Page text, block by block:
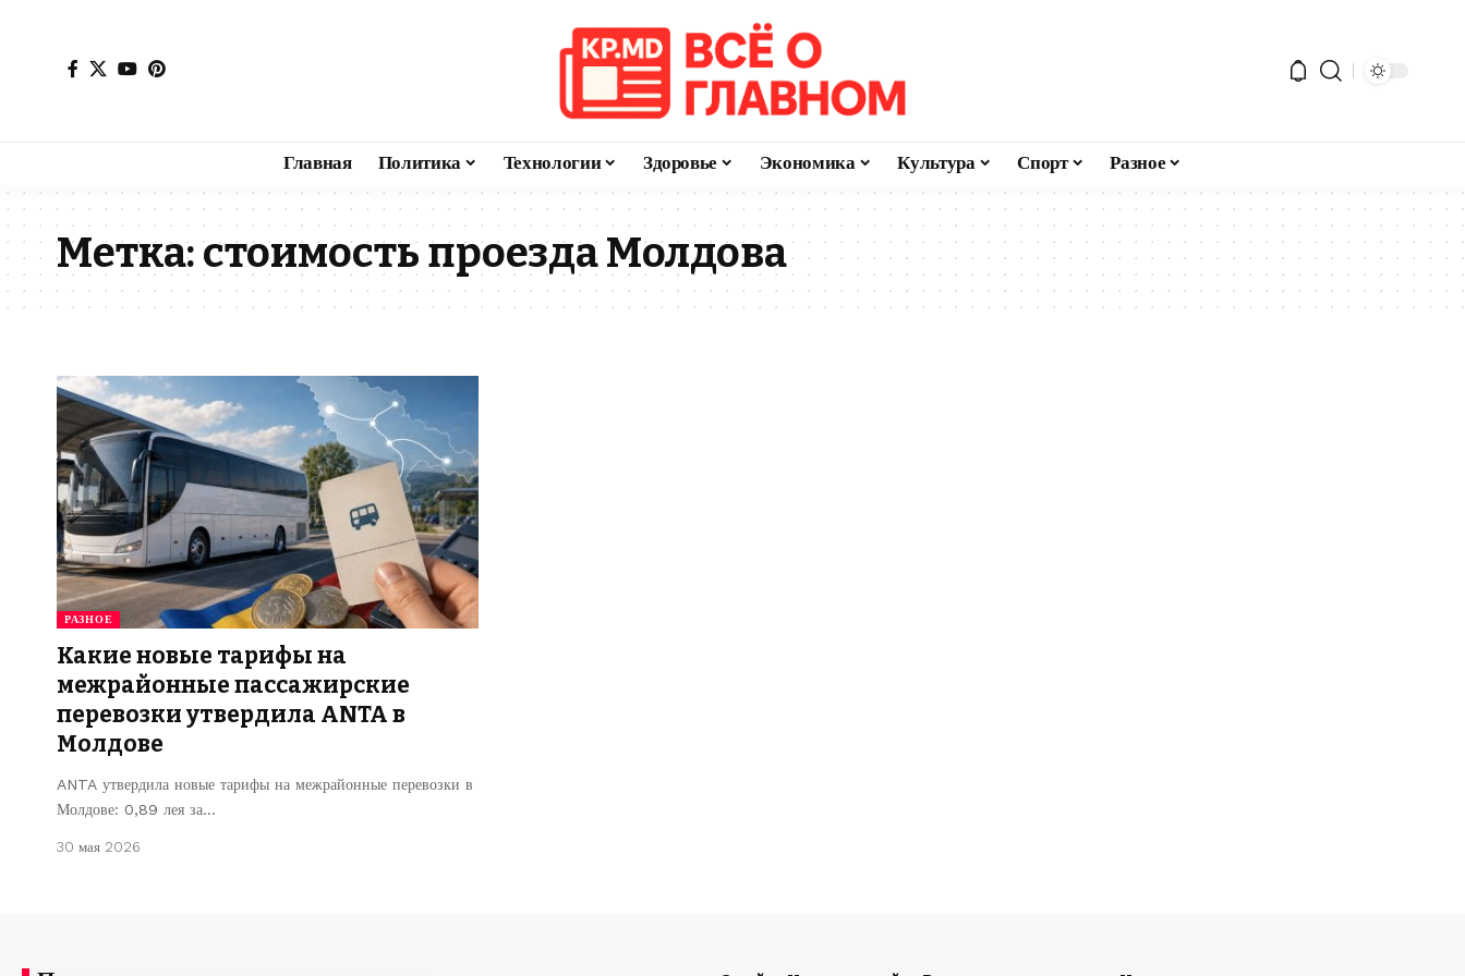
Главная Политика Технологии Здоровье Экономика Культура Спорт Разное
Метка:стоимость проезда Молдова
РАЗНОЕ
Какие новые тарифы на
межрайонные пассажирские
перевозки утвердила ANTA в
Молдове
ANTA утвердила новые тарифы на межрайонные перевозки в
Молдове: 0,89 лея за…
30 мая 2026